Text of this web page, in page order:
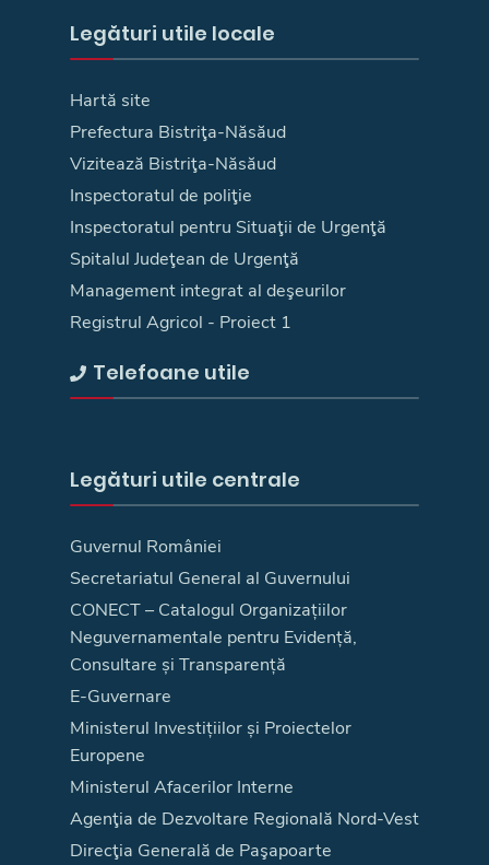
Legături utile locale
Hartă site
Prefectura Bistriţa-Năsăud
Vizitează Bistriţa-Năsăud
Inspectoratul de poliţie
Inspectoratul pentru Situaţii de Urgenţă
Spitalul Judeţean de Urgenţă
Management integrat al deşeurilor
Registrul Agricol - Proiect 1
Telefoane utile
Legături utile centrale
Guvernul României
Secretariatul General al Guvernului
CONECT – Catalogul Organizațiilor
Neguvernamentale pentru Evidență,
Consultare și Transparență
E-Guvernare
Ministerul Investițiilor și Proiectelor
Europene
Ministerul Afacerilor Interne
Agenţia de Dezvoltare Regională Nord-Vest
Direcţia Generală de Paşapoarte